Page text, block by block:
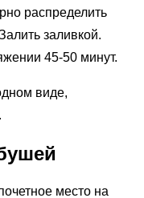
распределить
заливкой.
45-50 минут.
виде,
место на